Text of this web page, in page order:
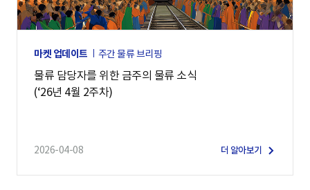
마켓 업데이트 주간 물류 브리핑
물류 담당자를 위한 금주의 물류 소식
(‘26년 4월 2주차)
2026-04-08 더 알아보기